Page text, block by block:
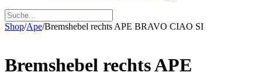
Shop/Ape/Bremshebel rechts APE BRAVO CIAO SI
Bremshebel rechts APE